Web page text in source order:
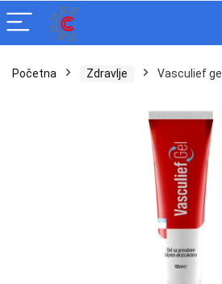
Početna Zdravlje Vasculief gel